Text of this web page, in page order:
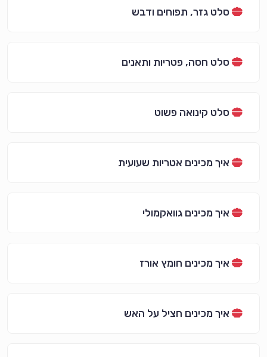
סלט גזר, תפוחים ודבש
סלט חסה, פטריות ותאנים
סלט קינואה פשוט
איך מכינים אטריות שעועית
איך מכינים גוואקמולי
איך מכינים חומץ אורז
איך מכינים חציל על האש